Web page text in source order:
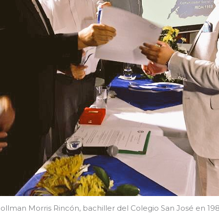
Morris Rincón, bachiller del Colegio San José en